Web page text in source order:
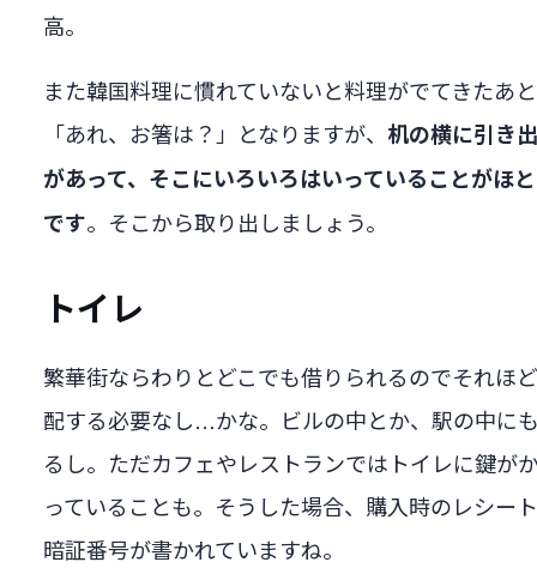
高。
また韓国料理に慣れていないと料理がでてきたあ
「あれ、お箸は？」となりますが、 机の横に引き
があって、そこにいろいろはいっていることがほ
です。そこから取り出しましょう。
トイレ
繁華街ならわりとどこでも借りられるのでそれほ
配する必要なし…かな。ビルの中とか、駅の中に
るし。ただカフェやレストランではトイレに鍵が
っていることも。そうした場合、購入時のレシー
暗証番号が書かれていますね。